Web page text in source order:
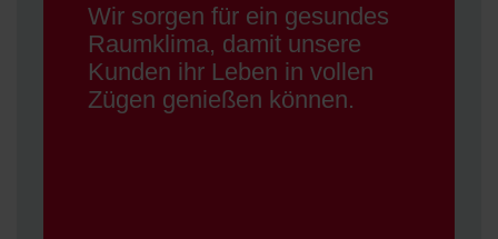
Wir sorgen für ein gesundes
Raumklima, damit unsere
Kunden ihr Leben in vollen
Zügen genießen können.